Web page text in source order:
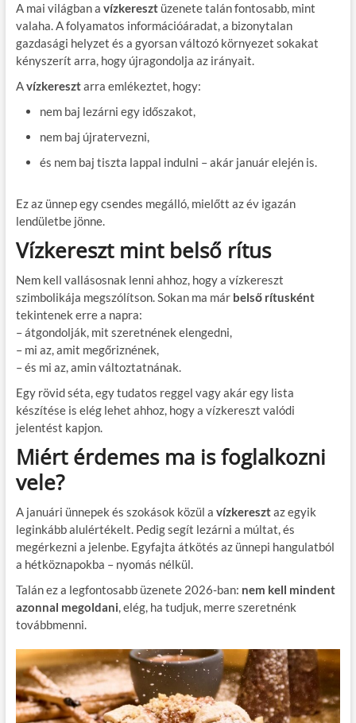
A mai világban a vízkeresztüzenete talán fontosabb, mint
valaha. A folyamatos információáradat, a bizonytalan
gazdasági helyzet és a gyorsan változó környezet sokakat
kényszerít arra, hogy újragondolja az irányait.
Avízkeresztarra emlékeztet, hogy:
nem baj lezárni egy időszakot,
nem baj újratervezni,
és nem baj tiszta lappal indulni – akár január elején is.
Ez az ünnep egy csendes megálló, mielőtt az év igazán
lendületbe jönne.
Vízkereszt mint belső rítus
Nem kell vallásosnak lenni ahhoz, hogy a vízkereszt
szimbolikája megszólítson. Sokan ma már belső rítusként
tekintenek erre a napra:
– átgondolják, mit szeretnének elengedni,
– mi az, amit megőriznének,
– és mi az, amin változtatnának.
Egy rövid séta, egy tudatos reggel vagy akár egy lista
készítése is elég lehet ahhoz, hogy a vízkereszt valódi
jelentést kapjon.
Miért érdemes ma is foglalkozni
vele?
A januári ünnepek és szokások közül a vízkeresztaz egyik
leginkább alulértékelt. Pedig segít lezárni a múltat, és
megérkezni a jelenbe. Egyfajta átkötés az ünnepi hangulatból
a hétköznapokba – nyomás nélkül.
Talán ez a legfontosabb üzenete 2026-ban: nem kell mindent
azonnal megoldani, elég, ha tudjuk, merre szeretnénk
továbbmenni.